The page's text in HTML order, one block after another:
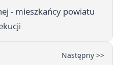
- mieszkańcy powiatu
Następny >>